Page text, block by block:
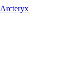
Arcteryx